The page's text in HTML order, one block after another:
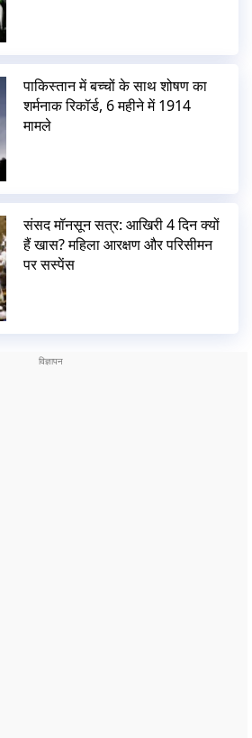
पाकिस्तान में बच्चों के साथ शोषण का
शर्मनाक रिकॉर्ड, 6 महीने में 1914
मामले
संसद मॉनसून सत्र: आखिरी 4 दिन क्यों
हैं खास? महिला आरक्षण और परिसीमन
पर सस्पेंस